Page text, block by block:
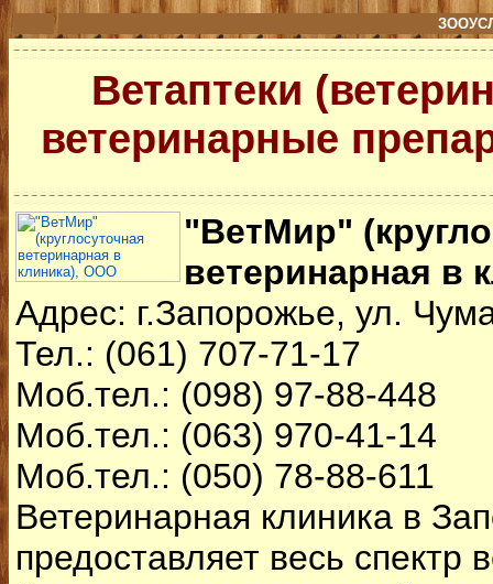
Ветаптеки
ветеринарные
"ВетМир"
ветеринарная в
Адрес: г.Запорожье, ул.
Тел.: (061) 707-71-17
Моб.тел.: (098) 97-88-448
Моб.тел.: (063) 970-41-14
Моб.тел.: (050) 78-88-611
Ветеринарная клиника в
предоставляет весь спектр